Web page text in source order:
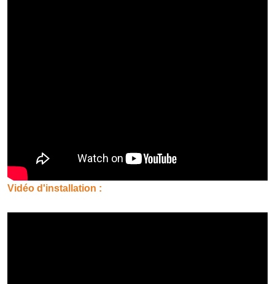
Vidéo d'installation :